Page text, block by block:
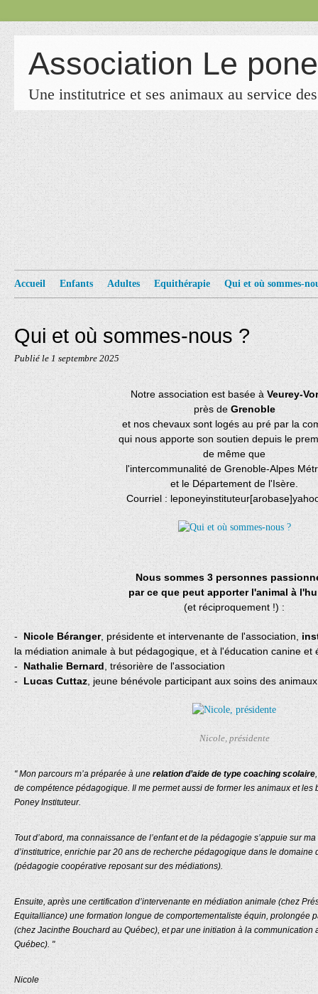
Association Le
Une institutrice et ses animaux au service
Accueil Enfants Adultes Equithérapie Qui et où sommes-
Qui et où sommes-nous ?
Publié le1 septembre 2025
Notre association est basée àVeurey-
près deGrenoble
et nos chevaux sont logés au pré par la
qui nous apporte son soutien depuis le
de même que
l'intercommunalité de Grenoble-Alpes
et le Département de l'Isère.
Courriel :
Nous sommes 3 personnes
par ce que peut apporter l'animal à
(et réciproquement !) :
-Nicole Béranger, présidente et intervenante de l'association,
la médiation animale à but pédagogique, et à l'éducation canine et
-Nathalie Bernard, trésorière de l'association
-Lucas Cuttaz, jeune bénévole participant aux soins des animaux
Nicole, présidente
" Mon parcours m’a préparée à une relation d’aide de type coaching scolaire
de compétence pédagogique. Il me permet aussi de former les animaux et les
Poney Instituteur.
Tout d’abord, ma connaissance de l’enfant et de la pédagogie s’appuie sur
d’institutrice, enrichie par 20 ans de recherche pédagogique dans le
(pédagogie coopérative reposant sur des médiations).
Ensuite, après une certification d’intervenante en médiation animale (chez
Equitalliance) une formation longue de comportementaliste équin, prolongée
(chez Jacinthe Bouchard au Québec), et par une initiation à la communication
Québec). "
Nicole